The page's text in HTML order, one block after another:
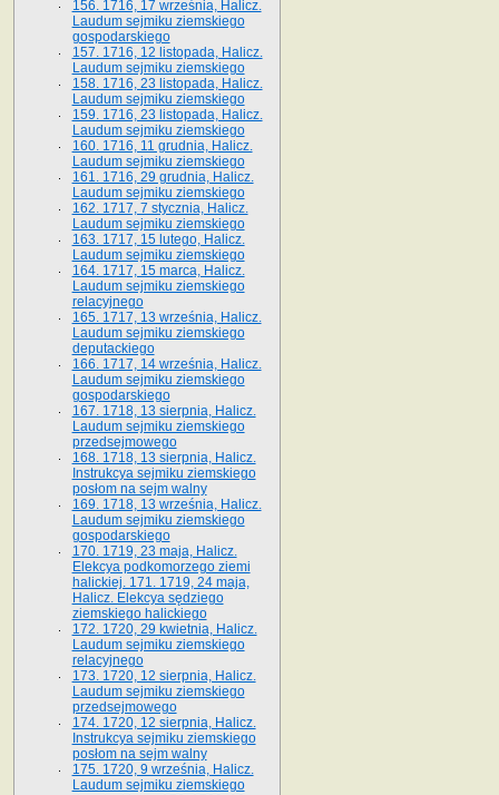
156. 1716, 17 września, Halicz.
Laudum sejmiku ziemskiego
gospodarskiego
157. 1716, 12 listopada, Halicz.
Laudum sejmiku ziemskiego
158. 1716, 23 listopada, Halicz.
Laudum sejmiku ziemskiego
159. 1716, 23 listopada, Halicz.
Laudum sejmiku ziemskiego
160. 1716, 11 grudnia, Halicz.
Laudum sejmiku ziemskiego
161. 1716, 29 grudnia, Halicz.
Laudum sejmiku ziemskiego
162. 1717, 7 stycznia, Halicz.
Laudum sejmiku ziemskiego
163. 1717, 15 lutego, Halicz.
Laudum sejmiku ziemskiego
164. 1717, 15 marca, Halicz.
Laudum sejmiku ziemskiego
relacyjnego
165. 1717, 13 września, Halicz.
Laudum sejmiku ziemskiego
deputackiego
166. 1717, 14 września, Halicz.
Laudum sejmiku ziemskiego
gospodarskiego
167. 1718, 13 sierpnia, Halicz.
Laudum sejmiku ziemskiego
przedsejmowego
168. 1718, 13 sierpnia, Halicz.
Instrukcya sejmiku ziemskiego
posłom na sejm walny
169. 1718, 13 września, Halicz.
Laudum sejmiku ziemskiego
gospodarskiego
170. 1719, 23 maja, Halicz.
Elekcya podkomorzego ziemi
halickiej. 171. 1719, 24 maja,
Halicz. Elekcya sędziego
ziemskiego halickiego
172. 1720, 29 kwietnia, Halicz.
Laudum sejmiku ziemskiego
relacyjnego
173. 1720, 12 sierpnia, Halicz.
Laudum sejmiku ziemskiego
przedsejmowego
174. 1720, 12 sierpnia, Halicz.
Instrukcya sejmiku ziemskiego
posłom na sejm walny
175. 1720, 9 września, Halicz.
Laudum sejmiku ziemskiego